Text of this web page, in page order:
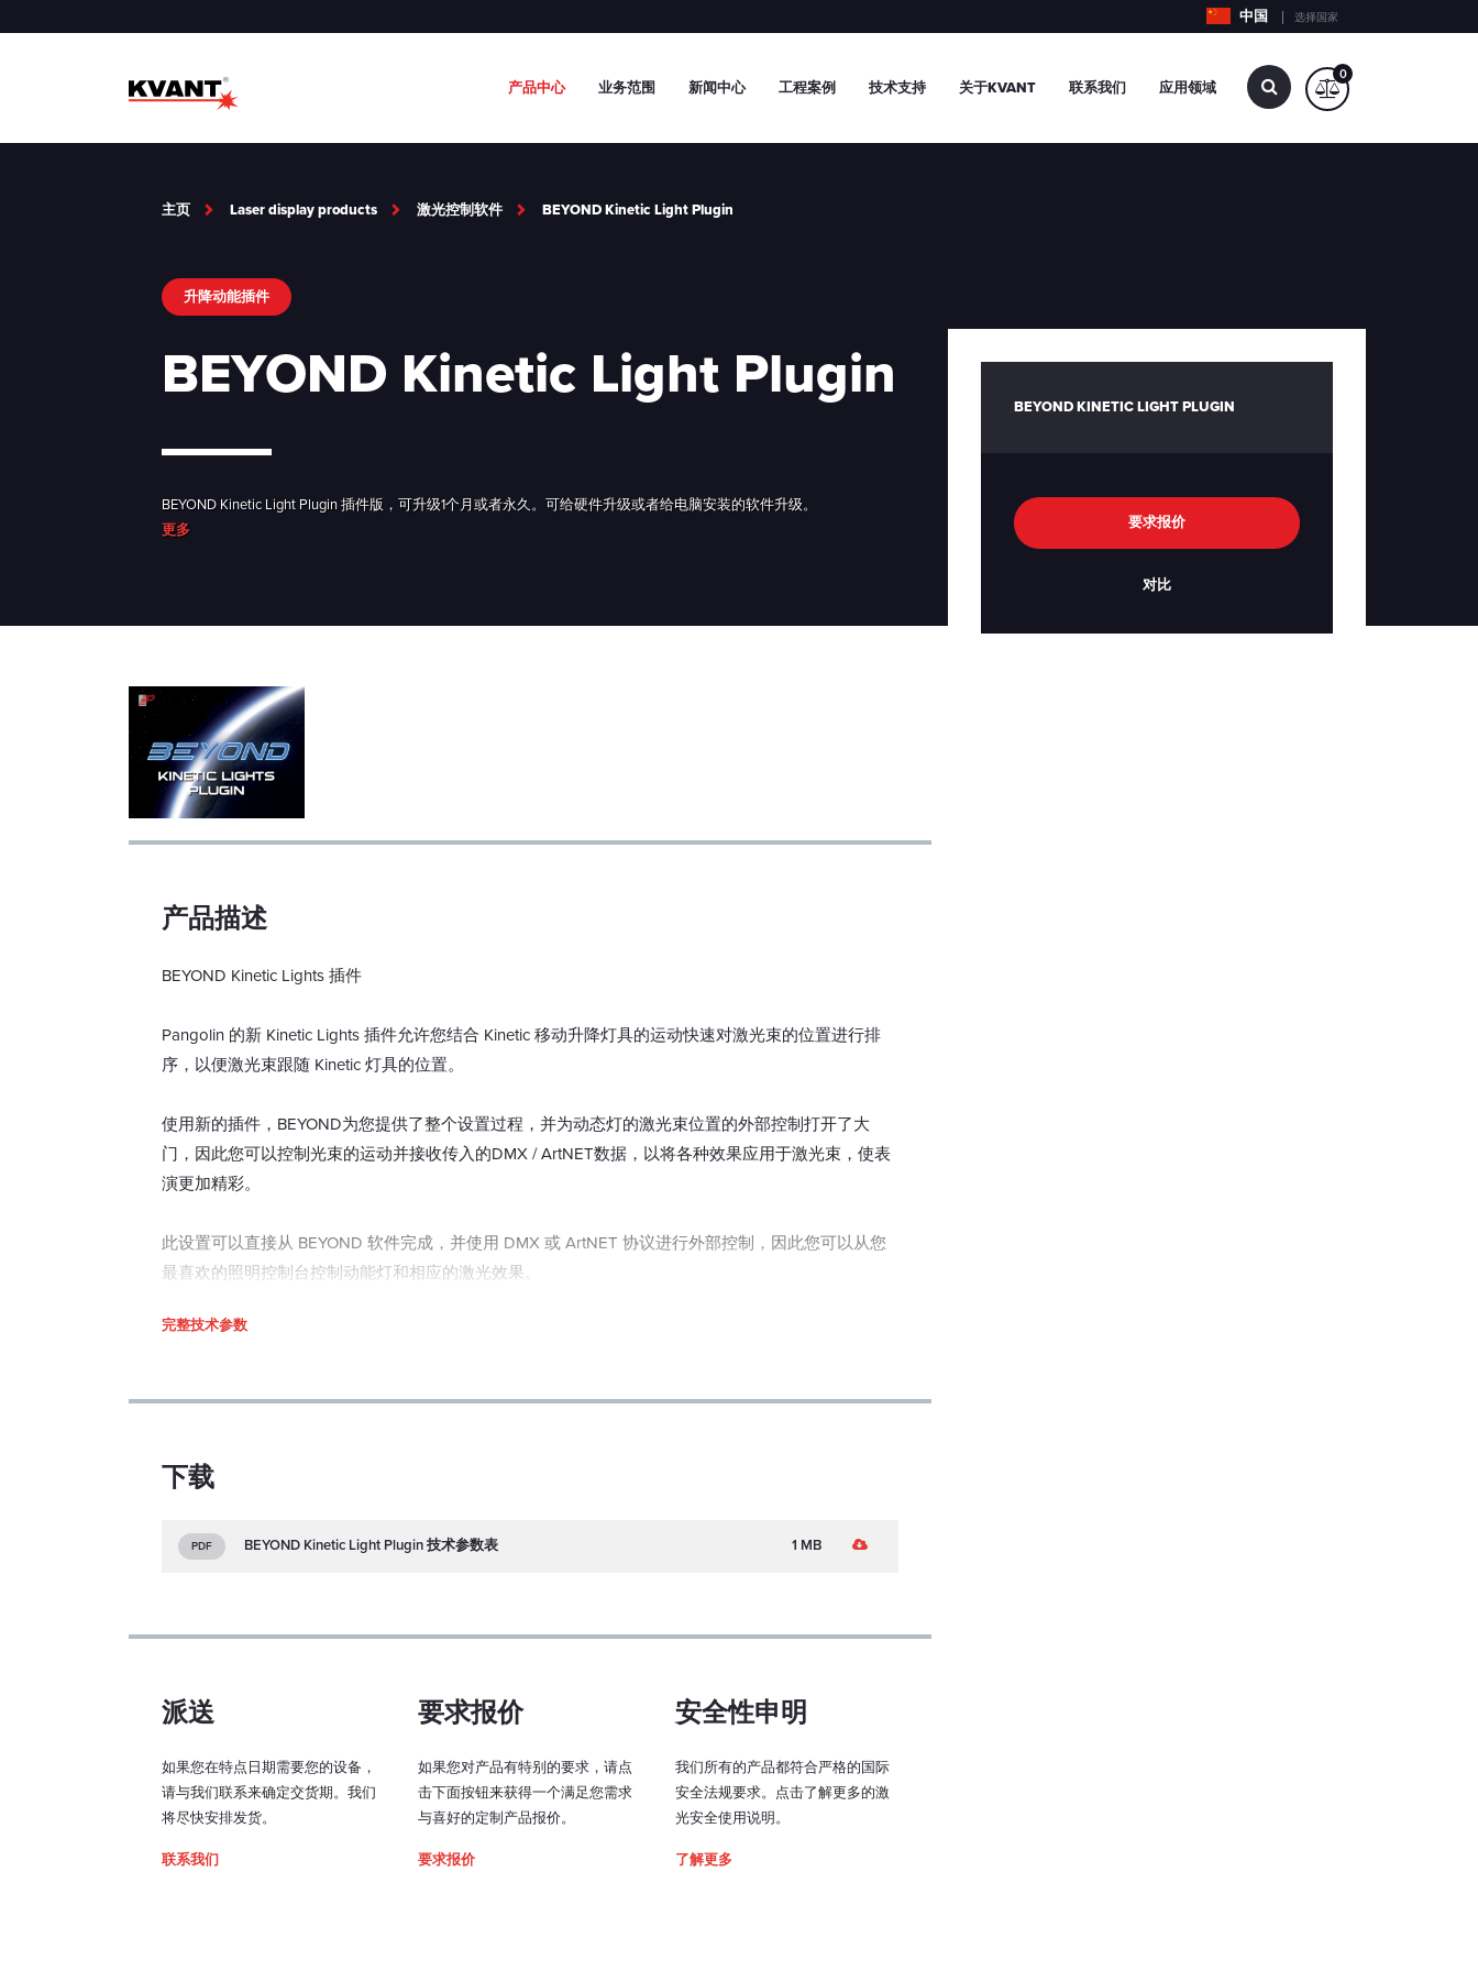
中国 选择国家
产品中心 业务范围 新闻中心 工程案例 技术支持 关于KVANT 联系我们 应用领域
查
找…
0
主页 Laser display products 激光控制软件 BEYOND Kinetic Light Plugin
升降动能插件
BEYOND Kinetic Light Plugin
BEYOND Kinetic Light Plugin 插件版，可升级1个月或者永久。可给硬件升级或者给电脑安装的软件升级。
更多
产品描述
BEYOND Kinetic Lights 插件
Pangolin 的新 Kinetic Lights 插件允许您结合 Kinetic 移动升降灯具的运动快速对激光束的位置进行排
序，以便激光束跟随 Kinetic 灯具的位置。
使用新的插件，BEYOND为您提供了整个设置过程，并为动态灯的激光束位置的外部控制打开了大
门，因此您可以控制光束的运动并接收传入的DMX / ArtNET数据，以将各种效果应用于激光束，使表
演更加精彩。
此设置可以直接从 BEYOND 软件完成，并使用 DMX 或 ArtNET 协议进行外部控制，因此您可以从您
最喜欢的照明控制台控制动能灯和相应的激光效果。
完整技术参数
下载
PDF BEYOND Kinetic Light Plugin 技术参数表 1 MB
派送
如果您在特点日期需要您的设备，
请与我们联系来确定交货期。我们
将尽快安排发货。
联系我们
要求报价
如果您对产品有特别的要求，请点
击下面按钮来获得一个满足您需求
与喜好的定制产品报价。
要求报价
安全性申明
我们所有的产品都符合严格的国际
安全法规要求。点击了解更多的激
光安全使用说明。
了解更多
BEYOND KINETIC LIGHT PLUGIN
要求报价
对比